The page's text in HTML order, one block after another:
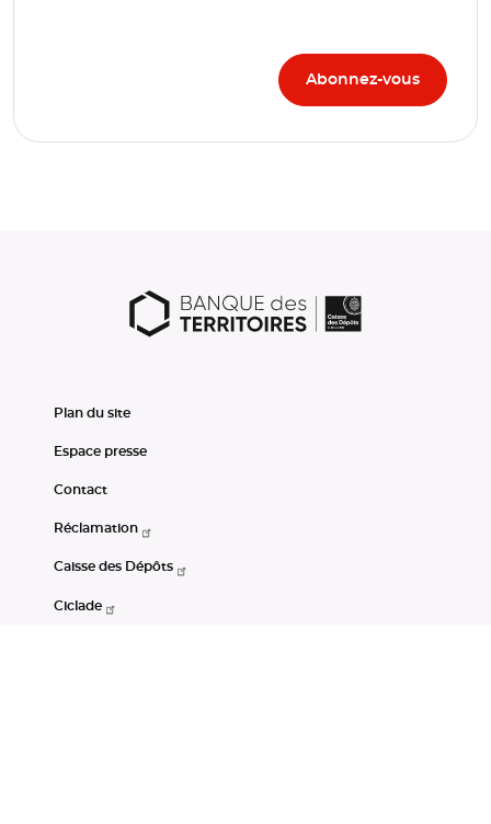
Plan du site
Espace presse
Contact
Réclamation
Caisse des Dépôts
Ciclade